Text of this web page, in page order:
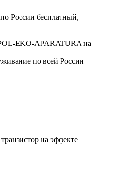
России бесплатный,
EKO-APARATURA на
по всей России
на эффекте